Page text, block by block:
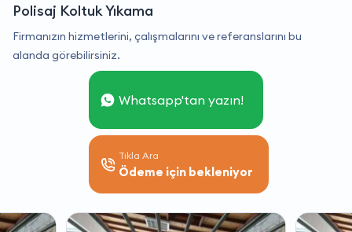
Polisaj Koltuk Yıkama
Firmanızın hizmetlerini, çalışmalarını ve referanslarını bu
alanda görebilirsiniz.
Whatsapp'tan yazın!
Tıkla Ara
Ödeme için bekleniyor